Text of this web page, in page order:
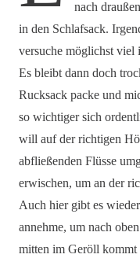
nach
in den Schlafsack.
versuche möglichst viel
Es bleibt dann doch
Rucksack packe und
so wichtiger sich
will auf der richtigen
abfließenden Flüsse
erwischen, um an der
Auch hier gibt es
annehme, um nach
mitten im Geröll kommt